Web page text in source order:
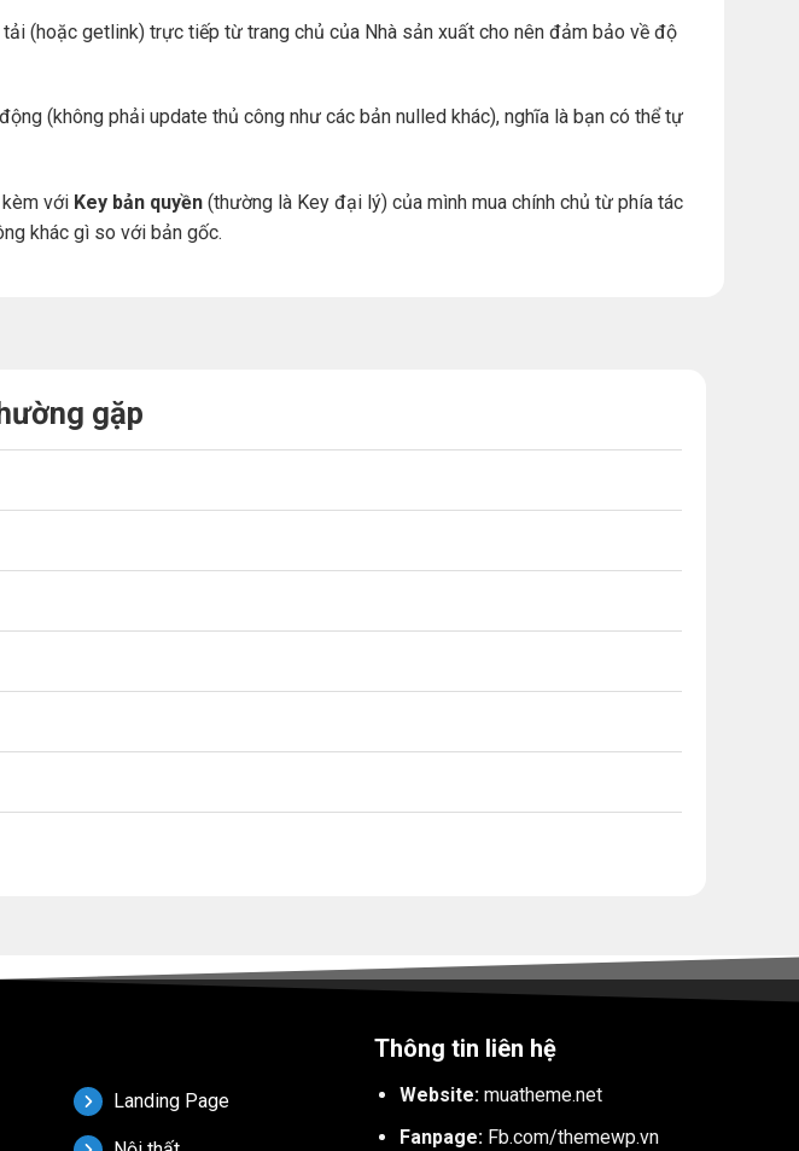
(hoặc getlink) trực tiếp từ trang chủ của Nhà sản xuất cho nên đảm bảo về độ
(không phải update thủ công như các bản nulled khác), nghĩa là bạn có thể tự
với Key bản quyền (thường là Key đại lý) của mình mua chính chủ từ phía tác
khác gì so với bản gốc.
gặp
Landing Page
Thông tin liên hệ
Website: muatheme.net
Fanpage: Fb.com/themewp.vn